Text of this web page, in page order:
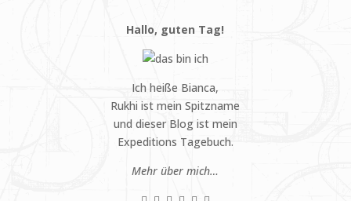
Hallo, guten Tag!
Ich heiße Bianca,
Rukhi ist mein Spitzname
und dieser Blog ist mein
Expeditions Tagebuch.
Mehr über mich…